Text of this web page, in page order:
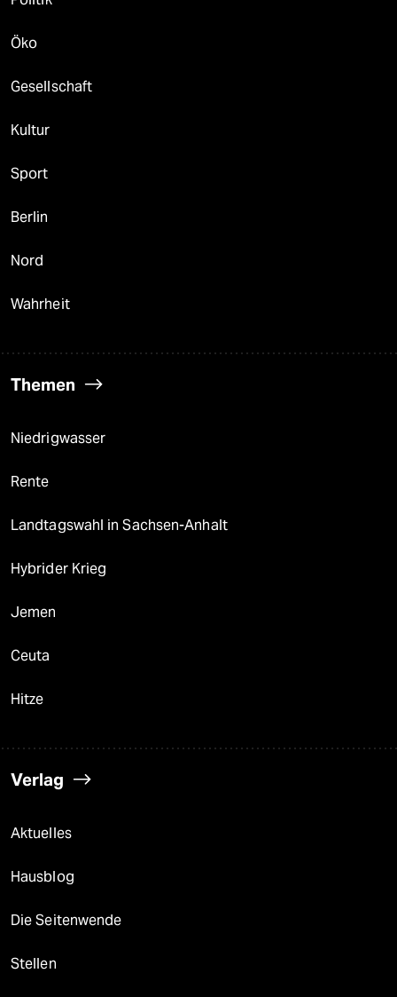
Öko
Gesellschaft
Kultur
Sport
Berlin
Nord
Wahrheit
Themen
Niedrigwasser
Rente
Landtagswahl in Sachsen-Anhalt
Hybrider Krieg
Jemen
Ceuta
Hitze
Verlag
Aktuelles
Hausblog
Die Seitenwende
Stellen